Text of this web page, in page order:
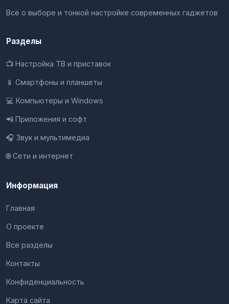
Всё о выборе и тонкой настройке современных гаджетов
Разделы
📺 Настройка ТВ и приставок
📱 Смартфоны и планшеты
💻 Компьютеры и Windows
📲 Приложения и софт
🎧 Звук и мультимедиа
🌐 Сети и интернет
Информация
Главная
О проекте
Все разделы
Контакты
Конфиденциальность
Карта сайта